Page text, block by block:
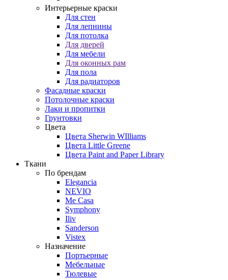
Интерьерные краски
Для стен
Для лепнины
Для потолка
Для дверей
Для мебели
Для оконных рам
Для пола
Для радиаторов
Фасадные краски
Потолочные краски
Лаки и пропитки
Грунтовки
Цвета
Цвета Sherwin WIlliams
Цвета Little Greene
Цвета Paint and Paper Library
Ткани
По брендам
Elegancia
NEVIO
Me Casa
Symphony
Iliv
Sanderson
Vistex
Назначение
Портьерные
Мебельные
Тюлевые